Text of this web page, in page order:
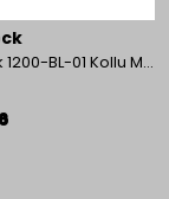
Mul-T-Lock 1200-BL-01 Kollu Manyetik Kilit 272 kg 600 Lbs